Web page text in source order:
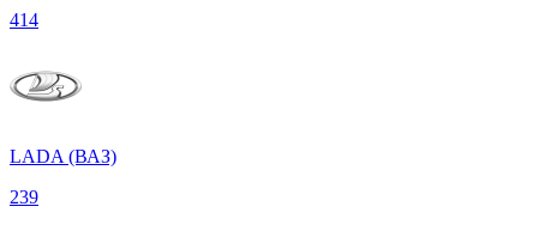
414
LADA (ВАЗ)
239